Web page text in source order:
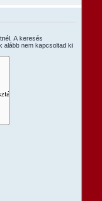
A keresés
alább nem kapcsoltad ki